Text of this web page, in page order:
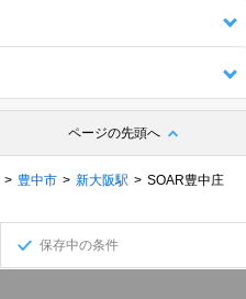
ページの先頭へ
豊中市 新大阪駅
SOAR豊中庄
保存中の条件